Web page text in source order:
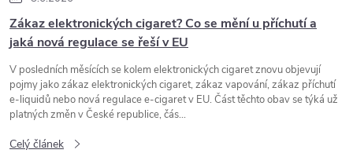
l
á
n
k
Zákaz elektronických cigaret? Co se mění u příchutí a
jaká nová regulace se řeší v EU
V posledních měsících se kolem elektronických cigaret znovu objevují
pojmy jako zákaz elektronických cigaret, zákaz vapování, zákaz příchutí
e-liquidů nebo nová regulace e-cigaret v EU. Část těchto obav se týká už
platných změn v České republice, čás...
Celý článek